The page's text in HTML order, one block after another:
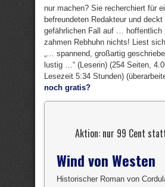
nur machen? Sie recherchiert für
befreundeten Redakteur und deckt
gefährlichen Fall auf … hoffentlich
zahmen Rebhuhn nichts! Liest
„… spannend, großartig
lustig …“ (Leserin) (254 Seiten,
Lesezeit 5:34 Stunden)
noch gratis?
Aktion: nur 99 Cent
Wind von Westen
Historischer Roman von